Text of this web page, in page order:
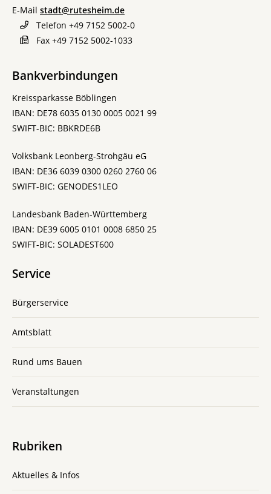
E-Mail stadt@rutesheim.de
Telefon +49 7152 5002-0
Fax +49 7152 5002-1033
Bankverbindungen
Kreissparkasse Böblingen
IBAN: DE78 6035 0130 0005 0021 99
SWIFT-BIC: BBKRDE6B
Volksbank Leonberg-Strohgäu eG
IBAN: DE36 6039 0300 0260 2760 06
SWIFT-BIC: GENODES1LEO
Landesbank Baden-Württemberg
IBAN: DE39 6005 0101 0008 6850 25
SWIFT-BIC: SOLADEST600
Service
Bürgerservice
Amtsblatt
Rund ums Bauen
Veranstaltungen
Rubriken
Aktuelles & Infos